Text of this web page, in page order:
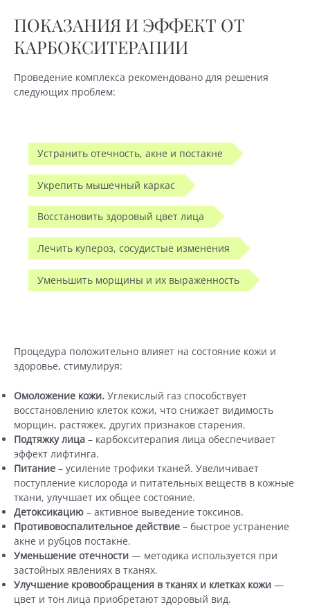
ПОКАЗАНИЯ И ЭФФЕКТ ОТ
КАРБОКСИТЕРАПИИ
Проведение комплекса рекомендовано для решения
следующих проблем:
Устранить отечность, акне и постакне
Укрепить мышечный каркас
Восстановить здоровый цвет лица
Лечить купероз, сосудистые изменения
Уменьшить морщины и их выраженность
Процедура положительно влияет на состояние кожи и
здоровье, стимулируя:
Омоложение кожи. Углекислый газ способствует
восстановлению клеток кожи, что снижает видимость
морщин, растяжек, других признаков старения.
Подтяжку лица – карбокситерапия лица обеспечивает
эффект лифтинга.
Питание – усиление трофики тканей. Увеличивает
поступление кислорода и питательных веществ в кожные
ткани, улучшает их общее состояние.
Детоксикацию – активное выведение токсинов.
Противовоспалительное действие – быстрое устранение
акне и рубцов постакне.
Уменьшение отечности — методика используется при
застойных явлениях в тканях.
Улучшение кровообращения в тканях и клетках кожи —
цвет и тон лица приобретают здоровый вид.